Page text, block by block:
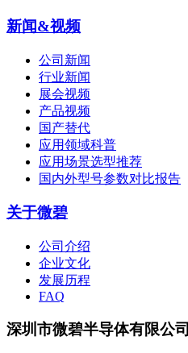
新闻&视频
公司新闻
行业新闻
展会视频
产品视频
国产替代
应用领域科普
应用场景选型推荐
国内外型号参数对比报告
关于微碧
公司介绍
企业文化
发展历程
FAQ
深圳市微碧半导体有限公司